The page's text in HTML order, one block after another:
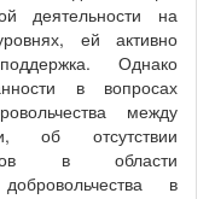
деятельности на
ей активно
Однако
в вопросах
между
об отсутствии
в области
в